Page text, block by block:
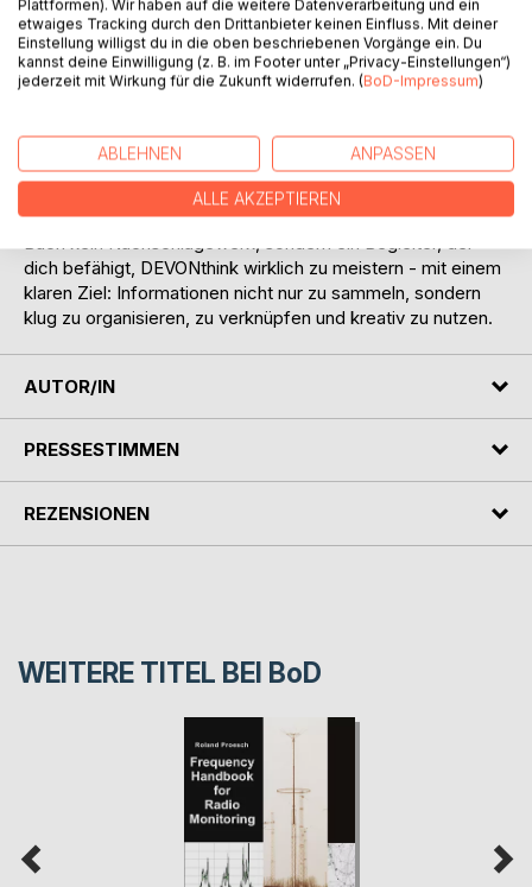
Du lernst, wie du smarte Vorlagen und Automatisierungen
aufsetzt, Suchabfragen optimal nutzt und eine digitale
Umgebung erschaffst, die dich inspiriert statt bremst. So
wird DEVONthink zum Herzstück deines produktiven
einfach ein Mensch bist, der Ordnung in die
Informationsflut bringen möchte.
Geschrieben von einem langjährigen Anwender, ist dieses
Buch kein Nachschlagewerk, sondern ein Begleiter, der
dich befähigt, DEVONthink wirklich zu meistern - mit einem
klaren Ziel: Informationen nicht nur zu sammeln, sondern
klug zu organisieren, zu verknüpfen und kreativ zu nutzen.
AUTOR/IN
PRESSESTIMMEN
REZENSIONEN
WEITERE TITEL BEI BoD
Plattformen). Wir haben auf die weitere Datenverarbeitung und ein
etwaiges Tracking durch den Drittanbieter keinen Einfluss. Mit deiner
Einstellung willigst du in die oben beschriebenen Vorgänge ein. Du
kannst deine Einwilligung (z. B. im Footer unter „Privacy-Einstellungen“)
jederzeit mit Wirkung für die Zukunft widerrufen. (BoD-Impressum)
ABLEHNEN ANPASSEN
ALLE AKZEPTIEREN